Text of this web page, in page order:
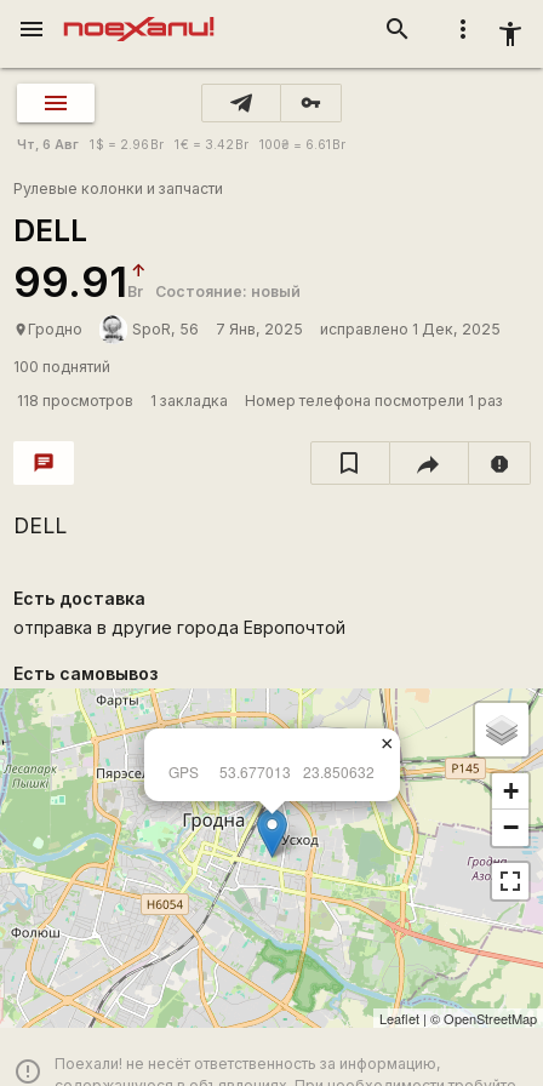
more_vert accessibility_new
search
menu
vpn_key
Чт, 6 Авг 1 $ = 2.96 Br 1€ = 3.42 Br 100₴ = 6.61 Br
Рулевые колонки и запчасти
DELL
99.91 Br Состояние: новый
place Гродно SpoR, 56 7 Янв, 2025 исправлено 1 Дек, 2025
100 поднятий
118 просмотров
1 закладка Номер телефона посмотрели 1 раз
chat report
DELL
Есть доставка
отправка в другие города Европочтой
Есть самовывоз
GPS 53.677013 23.850632
×
+
−
Leaflet | ©OpenStreetMap
error_outline
Поехали! не несёт ответственность за информацию,